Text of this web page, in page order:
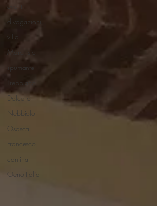
divagazioni
villa
Marchisio
spumante
Trebbiano
Dolcetto
Nebbiolo
Osasca
Francesco
cantina
Oeno Italia